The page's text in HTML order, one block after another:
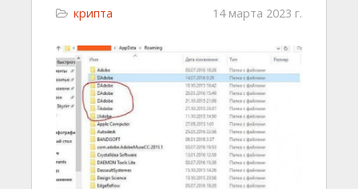
крипта 14 марта 2023 г.